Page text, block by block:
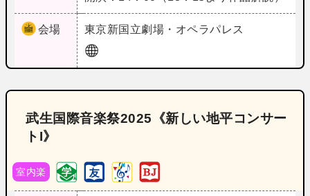
会場 東京新国立劇場・オペラパレス
武生国際音楽祭2025《新しい地平コンサー
トI》
室内楽